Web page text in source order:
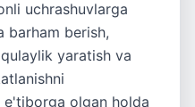
uchrashuvlarga
barham berish,
yaratish va
olgan holda